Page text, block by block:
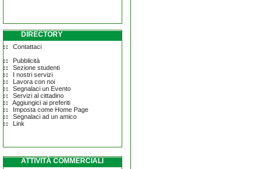
DIRECTORY
Contattaci
Pubblicità
Sezione studenti
I nostri servizi
Lavora con noi
Segnalaci un Evento
Servizi al cittadino
Aggiungici ai preferiti
Imposta come Home Page
Segnalaci ad un amico
Link
ATTIVITÀ COMMERCIALI